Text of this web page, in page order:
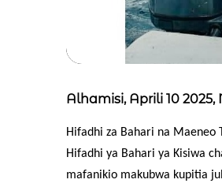
Alhamisi, Aprili 10
Hifadhi za Bahari na Maeneo
Hifadhi ya Bahari ya Kisiwa
mafanikio makubwa kupitia